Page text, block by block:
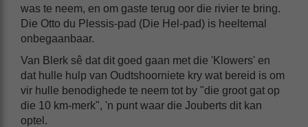
was te neem, en om gaste terug oor die rivier te bring.
Die Otto du Plessis-pad (Die Hel-pad) is heeltemal
onbegaanbaar.
Van Blerk sê dat dit goed gaan met die 'Klowers' en
dat hulle hulp van Oudtshoorniete kry wat bereid is om
vir hulle benodighede te neem tot by "die groot gat op
die 10 km-merk", 'n punt waar die Jouberts dit kan
optel.